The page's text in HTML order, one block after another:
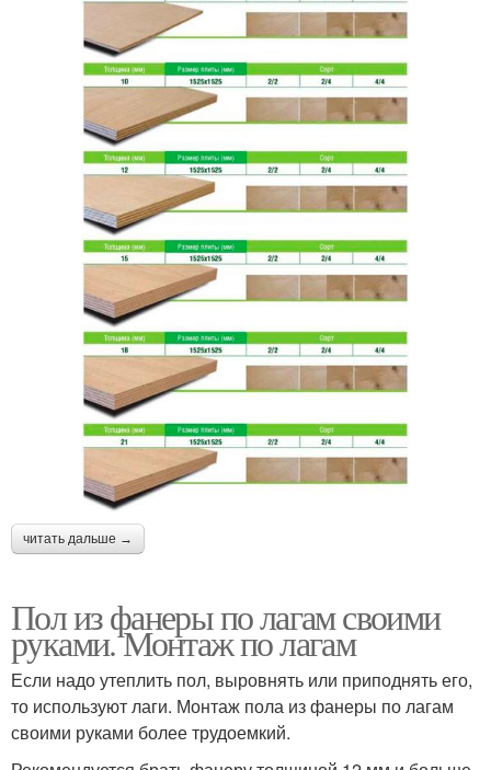
читать дальше →
Пол из фанеры по лагам своими
руками. Монтаж по лагам
Если надо утеплить пол, выровнять или приподнять его,
то используют лаги. Монтаж пола из фанеры по лагам
своими руками более трудоемкий.